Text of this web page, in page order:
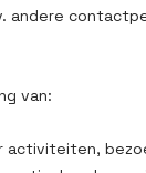
andere
van:
activiteiten,